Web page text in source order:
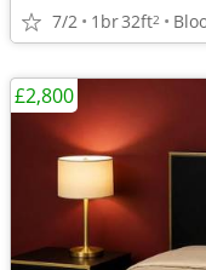
7/2 1br32ft2
£2,800